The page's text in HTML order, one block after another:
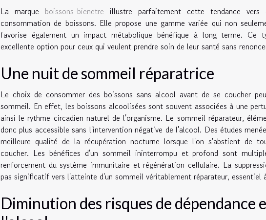
La marque boissons-bienetre illustre parfaitement cette tendance
consommation de boissons. Elle propose une gamme variée qui non
favorise également un impact métabolique bénéfique à long terme. Ce
excellente option pour ceux qui veulent prendre soin de leur santé sans
Une nuit de sommeil réparatrice
Le choix de consommer des boissons sans alcool avant de se coucher
sommeil. En effet, les boissons alcoolisées sont souvent associées à une
ainsi le rythme circadien naturel de l'organisme. Le sommeil réparateur,
donc plus accessible sans l'intervention négative de l'alcool. Des études
meilleure qualité de la récupération nocturne lorsque l'on s'abstient de
coucher. Les bénéfices d'un sommeil ininterrompu et profond sont
renforcement du système immunitaire et régénération cellulaire. La
pas significatif vers l'atteinte d'un sommeil véritablement réparateur, essentiel
Diminution des risques de dépendance